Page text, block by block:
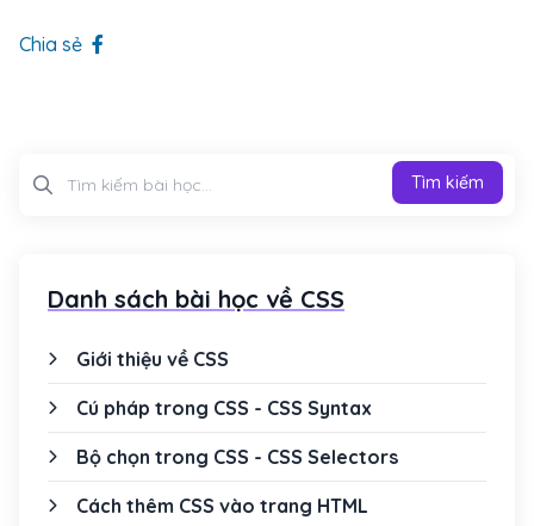
Chia sẻ
Tìm kiếm
Danh sách bài học về CSS
Giới thiệu về CSS
Cú pháp trong CSS - CSS Syntax
Bộ chọn trong CSS - CSS Selectors
Cách thêm CSS vào trang HTML